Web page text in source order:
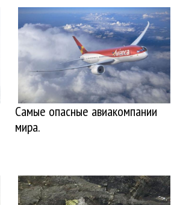
Самые опасные авиакомпании
мира.